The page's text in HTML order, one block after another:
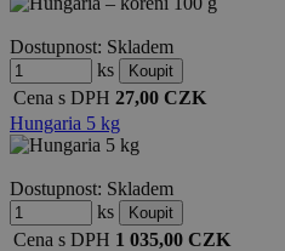
Dostupnost: Skladem
ks
Cena s DPH 27,00 CZK
Hungaria 5 kg
Dostupnost: Skladem
ks
Cena s DPH 1 035,00 CZK